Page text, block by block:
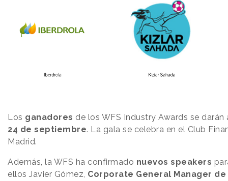
Los ganadores de los WFS Industry Awards se
24 de septiembre. La gala se celebra en el Club
Madrid.
Además, la WFS ha confirmado nuevos speakers
ellos Javier Gómez, Corporate General Manager de